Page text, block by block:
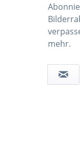
mehr.